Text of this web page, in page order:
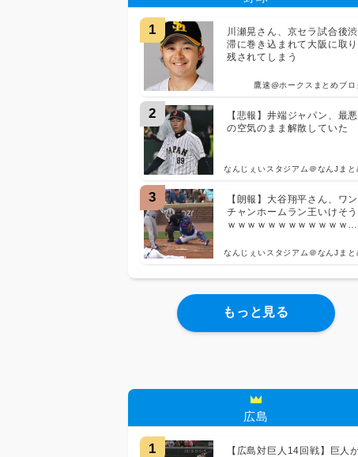
1
川瀬晃さん、京セラ試合後渋
滞に巻き込まれて大阪に取り
残されてしまう
鷹速@ホークスまとめブロ
2
【悲報】井端ジャパン、最悪
の空気のまま解散していた
なんじぇいスタジアム＠なんJまと
3
【朗報】大谷翔平さん、ワン
チャンホームラン王いけそう
ｗｗｗｗｗｗｗｗｗｗｗｗｗ
なんじぇいスタジアム＠なんJまと
もっと見る
広島
1
【広島対巨人14回戦】巨人